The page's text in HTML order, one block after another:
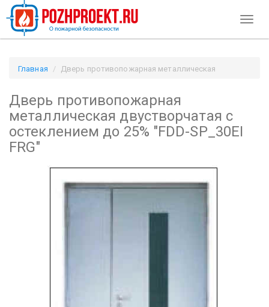
Главная
Дверь противопожарная металлическая
Pozhproekt.ru
Дверь противопожарная
металлическая двустворчатая с
остеклением до 25% "FDD-SP_30EI
FRG"